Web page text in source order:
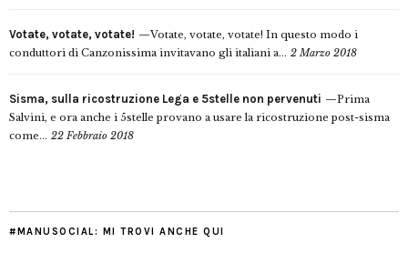
Votate, votate, votate!
Votate, votate, votate! In questo modo i
conduttori di Canzonissima invitavano gli italiani a... 2 Marzo 2018
Sisma, sulla ricostruzione Lega e 5stelle non pervenuti
Prima
Salvini, e ora anche i 5stelle provano a usare la ricostruzione post-sisma
come... 22 Febbraio 2018
#MANUSOCIAL: MI TROVI ANCHE QUI